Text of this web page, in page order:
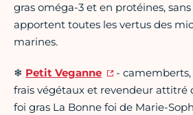
gras oméga-3 et en protéines,
apportent toutes les vertus des
marines.
❄ Petit Veganne
- camemberts,
frais végétaux et revendeur attitré
foi gras La Bonne foi de Marie-